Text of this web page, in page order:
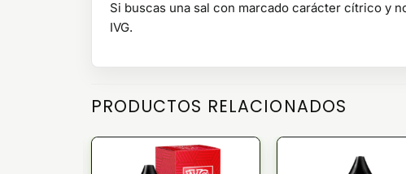
Si buscas una sal con marcado carácter cítrico y
IVG.
PRODUCTOS RELACIONADOS